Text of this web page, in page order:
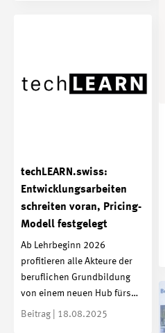
techLEARN.swiss:
Entwicklungsarbeiten
schreiten voran, Pricing-
Modell festgelegt
Ab Lehrbeginn 2026
profitieren alle Akteure der
beruflichen Grundbildung
von einem neuen Hub fürs…
Beitrag | 18.08.2025